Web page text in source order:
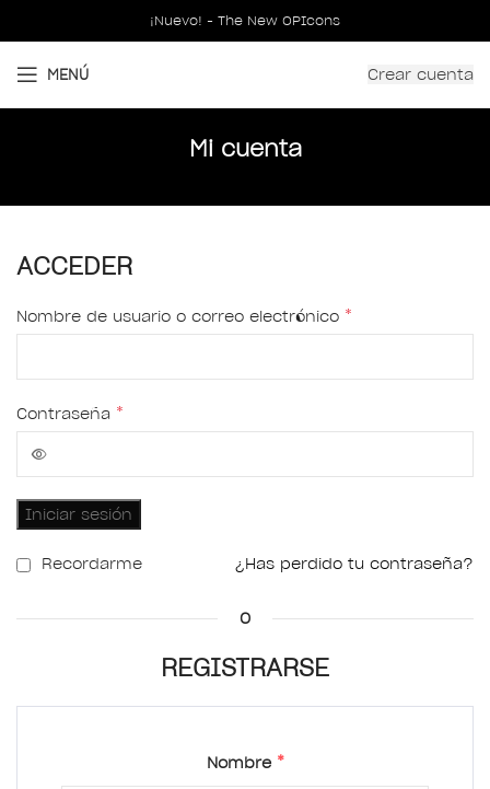
¡Nuevo! - The New OPIcons
MENÚ Crear cuenta
Mi cuenta
ACCEDER
Nombre de usuario o correo electrónico *
Contraseña *
Iniciar sesión
¿Has perdido tu contraseña?
Recordarme
O
REGISTRARSE
Nombre *